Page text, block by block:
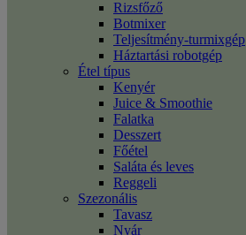
Rizsfőző
Botmixer
Teljesítmény-turmixgép
Háztartási robotgép
Étel típus
Kenyér
Juice & Smoothie
Falatka
Desszert
Főétel
Saláta és leves
Reggeli
Szezonális
Tavasz
Nyár